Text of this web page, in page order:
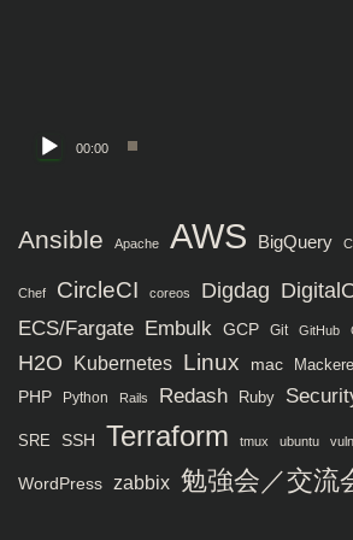
00:00
Ansible Apache AWS BigQuery
Chef CircleCI coreos Digdag
ECS/Fargate Embulk GCP Git GitHub
H2O Kubernetes Linux mac Mackerel
PHP Python Rails Redash Ruby
SRE SSH Terraform tmux ubuntu
WordPress zabbix 勉強会／交流